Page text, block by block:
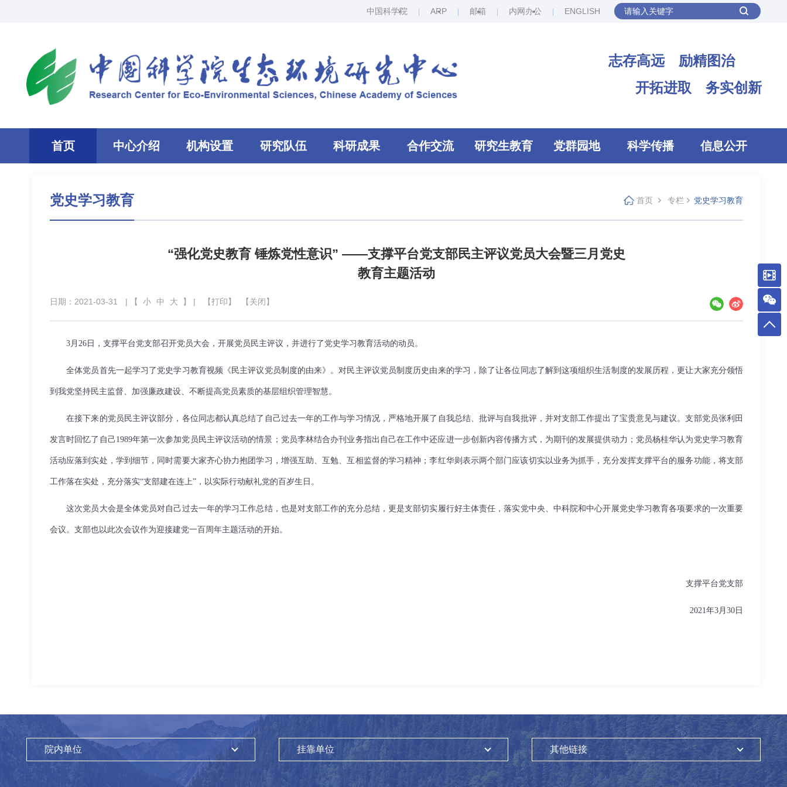
中国科学院 ARP 邮箱 内网办公 ENGLISH
志存高远 励精图治
开拓进取 务实创新
首页 中心介绍 机构设置 研究队伍 科研成果 合作交流 研究生教育 党群园地 科学传播 信息公开
党史学习教育 首页 专栏 党史学习教育
“强化党史教育 锤炼党性意识” ——支撑平台党支部民主评议党员大会暨三月党史
教育主题活动
日期：2021-03-31 | 【 小 中 大 】 | 【打印】 【关闭】
3月26日，支撑平台党支部召开党员大会，开展党员民主评议，并进行了党史学习教育活动的动员。
全体党员首先一起学习了党史学习教育视频《民主评议党员制度的由来》。对民主评议党员制度历史由来的学习，除了让各位同志了解到这项组织生活制度的发展历程，更让大家充分领悟
到我党坚持民主监督、加强廉政建设、不断提高党员素质的基层组织管理智慧。
在接下来的党员民主评议部分，各位同志都认真总结了自己过去一年的工作与学习情况，严格地开展了自我总结、批评与自我批评，并对支部工作提出了宝贵意见与建议。支部党员张利田
发言时回忆了自己1989年第一次参加党员民主评议活动的情景；党员李林结合办刊业务指出自己在工作中还应进一步创新内容传播方式，为期刊的发展提供动力；党员杨桂华认为党史学习教育
活动应落到实处，学到细节，同时需要大家齐心协力抱团学习，增强互助、互勉、互相监督的学习精神；李红华则表示两个部门应该切实以业务为抓手，充分发挥支撑平台的服务功能，将支部
工作落在实处，充分落实“支部建在连上”，以实际行动献礼党的百岁生日。
这次党员大会是全体党员对自己过去一年的学习工作总结，也是对支部工作的充分总结，更是支部切实履行好主体责任，落实党中央、中科院和中心开展党史学习教育各项要求的一次重要
会议。支部也以此次会议作为迎接建党一百周年主题活动的开始。
支撑平台党支部
2021年3月30日
院内单位 挂靠单位 其他链接